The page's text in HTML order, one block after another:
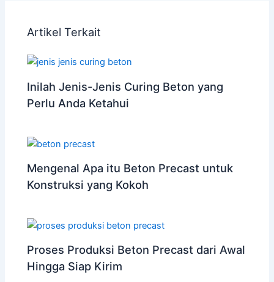
Artikel Terkait
Inilah Jenis-Jenis Curing Beton yang
Perlu Anda Ketahui
Mengenal Apa itu Beton Precast untuk
Konstruksi yang Kokoh
Proses Produksi Beton Precast dari Awal
Hingga Siap Kirim